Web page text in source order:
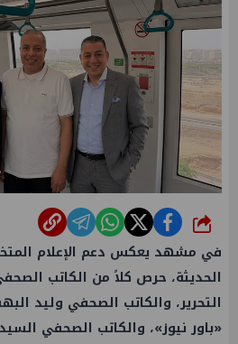
شارك
في مشهد يعكس دعم الإعلام
الحديثة، حرص كلاً من الكاتب
التحرير، والكاتب الصحفي وليد
«باور نيوز»، والكاتب الصحفي